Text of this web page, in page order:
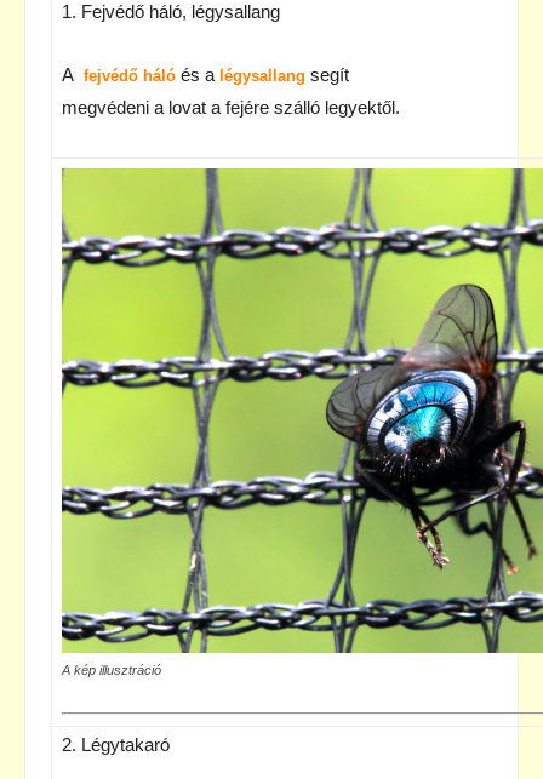
1. Fejvédő háló, légysallang
A fejvédő háló és a légysallang segít
megvédeni a lovat a fejére szálló legyektől.
A kép illusztráció
2. Légytakaró